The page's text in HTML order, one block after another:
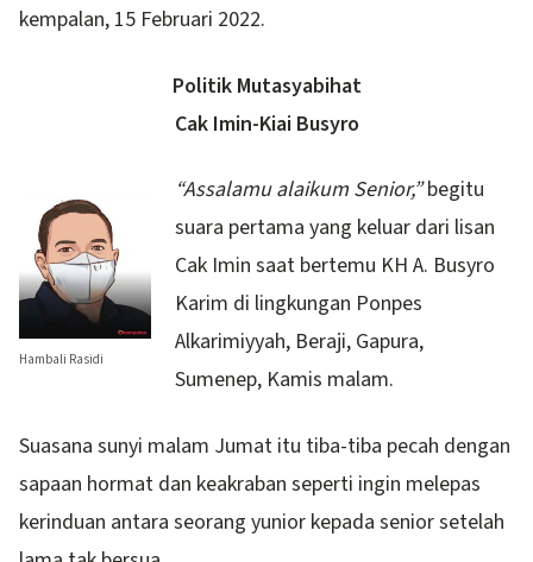
kempalan, 15 Februari 2022.
Politik Mutasyabihat
Cak Imin-Kiai Busyro
Hambali Rasidi
“Assalamu alaikum Senior,”begitu
suara pertama yang keluar dari lisan
Cak Imin saat bertemu KH A. Busyro
Karim di lingkungan Ponpes
Alkarimiyyah, Beraji, Gapura,
Sumenep, Kamis malam.
Suasana sunyi malam Jumat itu tiba-tiba pecah dengan
sapaan hormat dan keakraban seperti ingin melepas
kerinduan antara seorang yunior kepada senior setelah